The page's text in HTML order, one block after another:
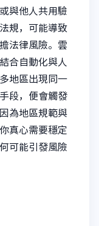
與他人共用驗
規，可能導致
法律風險。雲
合自動化與人
地區出現同一
段，便會觸發
為地區規範與
真心需要穩定
可能引發風險